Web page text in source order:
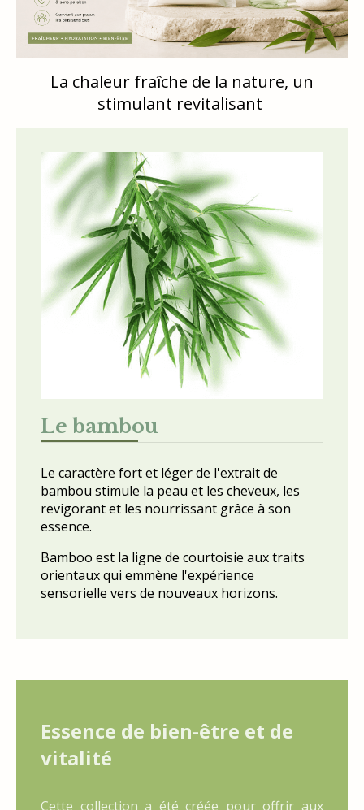
La chaleur fraîche de la nature, un
stimulant revitalisant
Le bambou
Le caractère fort et léger de l'extrait de
bambou stimule la peau et les cheveux, les
revigorant et les nourrissant grâce à son
essence.
Bamboo est la ligne de courtoisie aux traits
orientaux qui emmène l'expérience
sensorielle vers de nouveaux horizons.
Essence de bien-être et de
vitalité
Cette collection a été créée pour offrir aux